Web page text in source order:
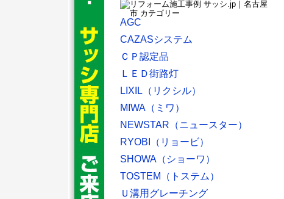
AGC
CAZASシステム
ＣＰ認定品
ＬＥＤ街路灯
LIXIL（リクシル）
MIWA（ミワ）
NEWSTAR（ニュースター）
RYOBI（リョービ）
SHOWA（ショーワ）
TOSTEM（トステム）
Ｕ溝用グレーチング